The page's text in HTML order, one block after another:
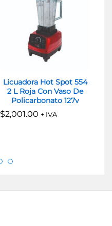
Licuadora Hot Spot 554
2 L Roja Con Vaso De
Policarbonato 127v
$2,001.00 + IVA